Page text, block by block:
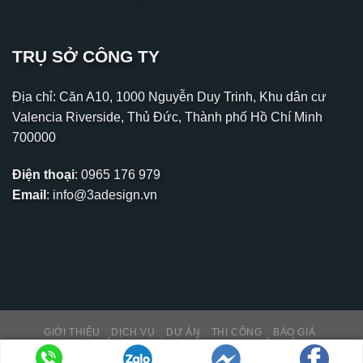
TRỤ SỞ CÔNG TY
Địa chỉ: Căn A10, 1000 Nguyễn Duy Trinh, Khu dân cư
Valencia Riverside, Thủ Đức, Thành phố Hồ Chí Minh
700000
Điện thoại: 0965 176 979
Email : info@3adesign.vn
GIỚI THIỆU DỊCH VỤ DỰ ÁN THI CÔNG
BÁO GIÁ
THƯ VIỆN – TIN TỨC
HỖ TRỢ KH